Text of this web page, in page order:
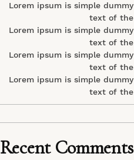
Lorem ipsum is simple dummy
text of the
Lorem ipsum is simple dummy
text of the
Lorem ipsum is simple dummy
text of the
Lorem ipsum is simple dummy
text of the
Recent Comments